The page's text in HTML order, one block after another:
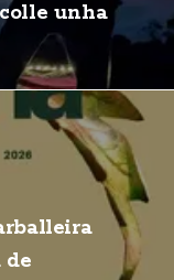
unha
de